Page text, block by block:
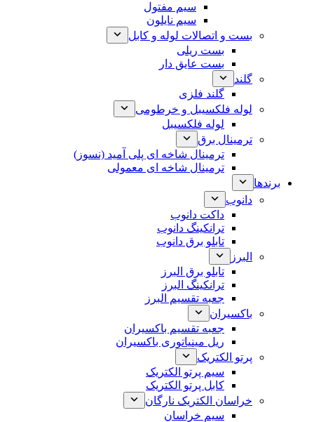
سیم مفتول
سیم نایلون
بست و اتصالات لوله و کابل
بست ریلی
بست عایق دار
گلند
گلند فلزی
لوله فلکسیبل و خرطومی
لوله فلکسیبل
ترمینال برق
ترمینال شاخه ای پلی آمید (نسوز)
ترمینال شاخه ای معمولی
برندها
دانوب
داکت دانوب
ترانکینگ دانوب
تابلو برق دانوب
البرز
تابلو برق البرز
ترانکینگ البرز
جعبه تقسیم البرز
باکسیران
جعبه تقسیم باکسیران
ریل مینیاتوری باکسیران
پرتو الکتریک
سیم پرتو الکتریک
کابل پرتو الکتریک
خراسان الکتریک نارگان
سیم خراسان